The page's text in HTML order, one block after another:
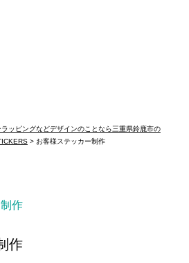
ッピングなどデザインのことなら三重県鈴鹿市の
> お客様ステッカー制作
作
作